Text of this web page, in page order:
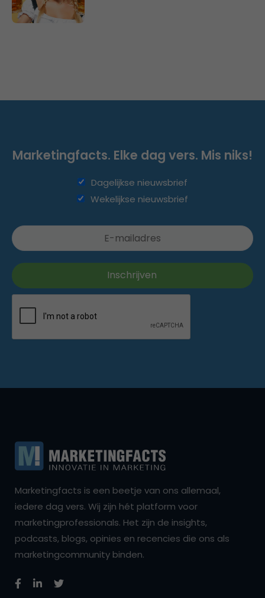
Marketingfacts. Elke dag vers. Mis niks!
Dagelijkse nieuwsbrief
Wekelijkse nieuwsbrief
Marketingfacts is een beetje van ons allemaal,
iedere dag vers. Wij zijn hét platform voor
marketingprofessionals. Het zijn de insights,
podcasts, blogs, opinies en recencies die ons als
marketingcommunity binden.